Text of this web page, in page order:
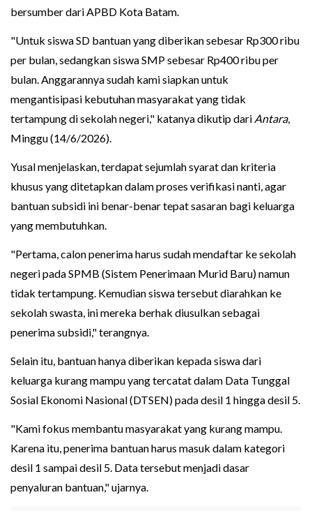
bersumber dari APBD Kota Batam.
"Untuk siswa SD bantuan yang diberikan sebesar Rp300 ribu
per bulan, sedangkan siswa SMP sebesar Rp400 ribu per
bulan. Anggarannya sudah kami siapkan untuk
mengantisipasi kebutuhan masyarakat yang tidak
tertampung di sekolah negeri," katanya dikutip dari Antara,
Minggu (14/6/2026).
Yusal menjelaskan, terdapat sejumlah syarat dan kriteria
khusus yang ditetapkan dalam proses verifikasi nanti, agar
bantuan subsidi ini benar-benar tepat sasaran bagi keluarga
yang membutuhkan.
"Pertama, calon penerima harus sudah mendaftar ke sekolah
negeri pada SPMB (Sistem Penerimaan Murid Baru) namun
tidak tertampung. Kemudian siswa tersebut diarahkan ke
sekolah swasta, ini mereka berhak diusulkan sebagai
penerima subsidi," terangnya.
Selain itu, bantuan hanya diberikan kepada siswa dari
keluarga kurang mampu yang tercatat dalam Data Tunggal
Sosial Ekonomi Nasional (DTSEN) pada desil 1 hingga desil 5.
"Kami fokus membantu masyarakat yang kurang mampu.
Karena itu, penerima bantuan harus masuk dalam kategori
desil 1 sampai desil 5. Data tersebut menjadi dasar
penyaluran bantuan," ujarnya.